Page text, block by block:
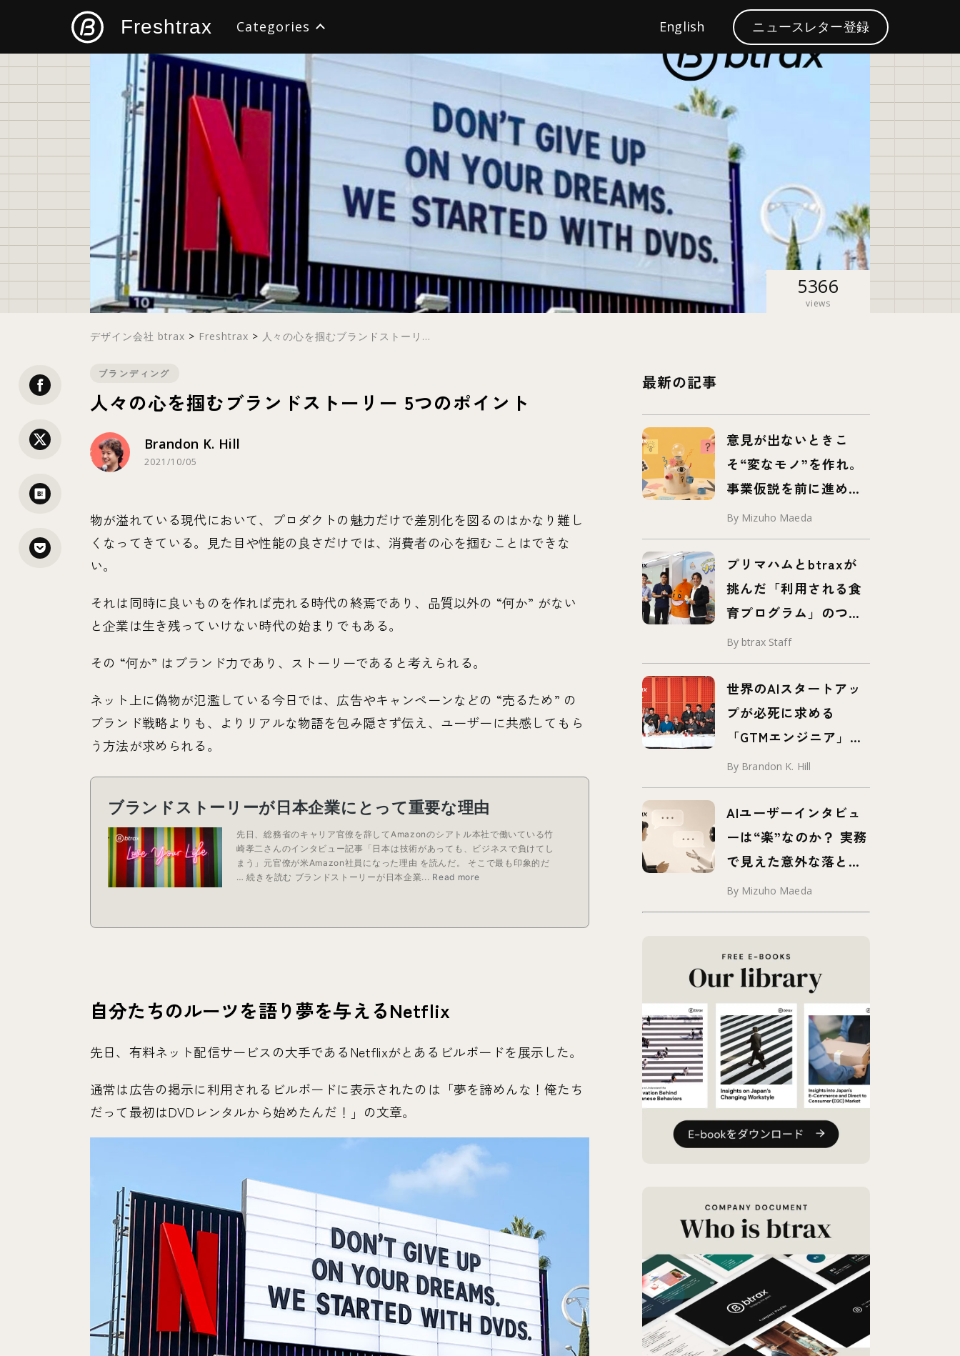
Freshtrax Categories
すべて デザイン イノベーション ブランディング
S
e
a
r
English ニュースレター登録
5366
views
デザイン会社 btrax > Freshtrax > 人々の心を掴むブランドストーリ...
ブランディング
人々の心を掴むブランドストーリー 5つのポイント
Brandon K. Hill
2021/10/05
物が溢れている現代において、プロダクトの魅力だけで差別化を図るのはかなり難し
くなってきている。見た目や性能の良さだけでは、消費者の心を掴むことはできな
い。
それは同時に良いものを作れば売れる時代の終焉であり、品質以外の “何か” がない
と企業は生き残っていけない時代の始まりでもある。
その “何か” はブランド力であり、ストーリーであると考えられる。
ネット上に偽物が氾濫している今日では、広告やキャンペーンなどの “売るため” の
ブランド戦略よりも、よりリアルな物語を包み隠さず伝え、ユーザーに共感してもら
う方法が求められる。
自分たちのルーツを語り夢を与えるNetflix
先日、有料ネット配信サービスの大手であるNetflixがとあるビルボードを展示した。
通常は広告の掲示に利用されるビルボードに表示されたのは「夢を諦めんな！俺たち
だって最初はDVDレンタルから始めたんだ！」の文章。
最新の記事
意見が出ないときこ
そ“変なモノ”を作れ。
事業仮説を前に進め
る、挑発するプロトタ
イプ「プロボタイプ」
とは
By Mizuho Maeda
プリマハムとbtraxが
挑んだ「利用される食
育プログラム」のつく
り方 – 事例紹介 –
By btrax Staff
世界のAIスタートアッ
プが必死に求める
「GTMエンジニア」と
は？
By Brandon K. Hill
AIユーザーインタビュ
ーは“楽”なのか？ 実務
で見えた意外な落とし
穴
By Mizuho Maeda